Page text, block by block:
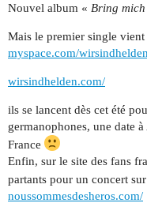
Nouvel album « Bring
Mais le premier single
myspace.com/wirsindhelden
wirsindhelden.com/
ils se lancent dès cet été
germanophones, une date
France
Enfin, sur le site des fans
partants pour un concert
noussommesdesheros.com/